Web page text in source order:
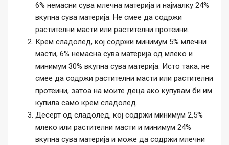
6% немасни сува млечна материја и најмалку 24%
вкупна сува материја. Не смее да содржи
растителни масти или растителни протеини.
Крем сладолед, кој содржи минимум 5% млечни
масти, 6% немасна сува материја од млеко и
минимум 30% вкупна сува материја. Исто така, не
смее да содржи растителни масти или растителни
протеини, затоа на моите деца ако купувам би им
купила само крем сладолед.
Десерт од сладолед, кој содржи минимум 2,5%
млеко или растителни масти и минимум 24%
вкупна сува материја и може да содржи млечни